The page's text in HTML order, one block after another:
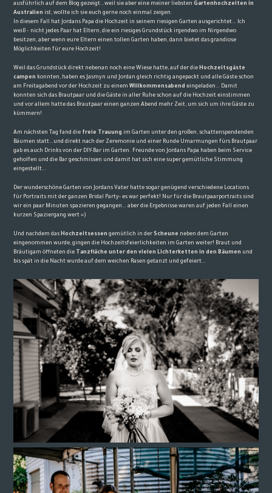
ausführlich auf dem Blog gezeigt…weil sie aber eine meiner liebstenGartenhochzeiten in
Australien ist, wollte ich sie euch gerne noch einmal zeigen.
In diesem Fall hat Jordans Papa die Hochzeit in seinem riesigen Garten ausgerichtet… Ich
weiß – nicht jedes Paar hat Eltern, die ein riesiges Grundstück irgendwo im Nirgendwo
besitzen, aber wenn eure Eltern einen tollen Garten haben, dann bietet das grandiose
Möglichkeiten für eure Hochzeit!
Weil das Grundstück direkt nebenan noch eine Wiese hatte, auf der dieHochzeitsgäste
campen konnten, haben es Jasmyn und Jordan gleich richtig angepackt und alle Gäste schon
am Freitagabend vor der Hochzeit zu einemWillkommensabend eingeladen… Damit
konnten sich das Brautpaar und die Gäste in aller Ruhe schon auf die Hochzeit einstimmen
und vor allem hatte das Brautpaar einen ganzen Abend mehr Zeit, um sich um ihre Gäste zu
kümmern!
Am nächsten Tag fand die freie Trauung im Garten unter den großen, schattenspendenden
Bäumen statt…und direkt nach der Zeremonie und einer Runde Umarmungen fürs Brautpaar
gab es auch Drinks von der DIY-Bar im Garten. Freunde von Jordans Papa haben beim Service
geholfen und die Bar geschmissen und damit hat sich eine super gemütliche Stimmung
eingestellt…
Der wunderschöne Garten von Jordans Vater hatte sogar genügend verschiedene Locations
für Portraits mit der ganzen Bridal Party- es war perfekt! Nur für die Brautpaarportraits sind
wir ein paar Minuten spazieren gegangen… aber die Ergebnisse waren auf jeden Fall einen
kurzen Spaziergang wert =)
Und nachdem dasHochzeitsessen gemütlich in derScheune neben dem Garten
eingenommen wurde, gingen die Hochzeitsfeierlichkeiten im Garten weiter! Braut und
Bräutigam öffneten die Tanzfläche unter den vielen Lichterketten in den Bäumen und
bis spät in die Nacht wurde auf dem weichen Rasen getanzt und gefeiert…